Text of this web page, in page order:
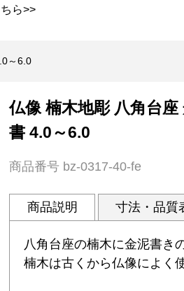
ら>>
～6.0
仏像 楠木地彫 八角台
書 4.0～6.0
商品番号 bz-0317-40-fe
商品説明 寸法・品質
八角台座の楠木に金泥書き
楠木は古くから仏像によく